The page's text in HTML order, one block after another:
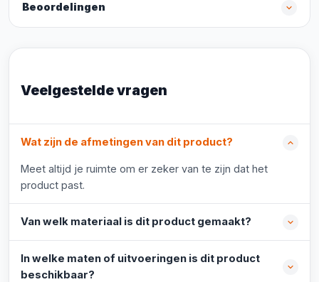
Beoordelingen
Veelgestelde vragen
Wat zijn de afmetingen van dit product?
Meet altijd je ruimte om er zeker van te zijn dat het
product past.
Van welk materiaal is dit product gemaakt?
In welke maten of uitvoeringen is dit product
beschikbaar?